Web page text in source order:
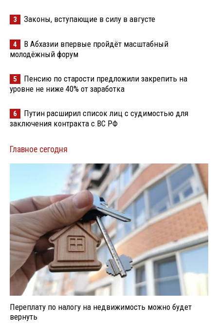
3 Законы, вступающие в силу в августе
4
В Абхазии впервые пройдёт масштабный
молодёжный форум
5
Пенсию по старости предложили закрепить на
уровне не ниже 40% от заработка
6
Путин расширил список лиц с судимостью для
заключения контракта с ВС РФ
Главное сегодня
Переплату по налогу на недвижимость можно будет
вернуть